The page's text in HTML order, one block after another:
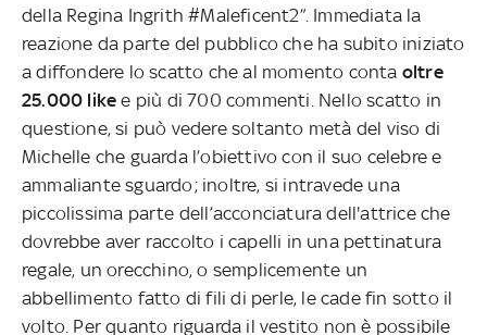
della Regina Ingrith #Maleficent2”. Immediata la
reazione da parte del pubblico che ha subito iniziato
a diffondere lo scatto che al momento conta oltre
25.000 like e più di 700 commenti. Nello scatto in
questione, si può vedere soltanto metà del viso di
Michelle che guarda l’obiettivo con il suo celebre e
ammaliante sguardo; inoltre, si intravede una
piccolissima parte dell’acconciatura dell'attrice che
dovrebbe aver raccolto i capelli in una pettinatura
regale, un orecchino, o semplicemente un
abbellimento fatto di fili di perle, le cade fin sotto il
volto. Per quanto riguarda il vestito non è possibile